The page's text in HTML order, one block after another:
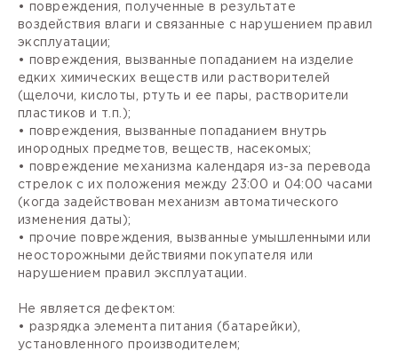
• повреждения, полученные в результате
воздействия влаги и связанные с нарушением правил
эксплуатации;
• повреждения, вызванные попаданием на изделие
едких химических веществ или растворителей
(щелочи, кислоты, ртуть и ее пары, растворители
пластиков и т.п.);
• повреждения, вызванные попаданием внутрь
инородных предметов, веществ, насекомых;
• повреждение механизма календаря из-за перевода
стрелок с их положения между 23:00 и 04:00 часами
(когда задействован механизм автоматического
изменения даты);
• прочие повреждения, вызванные умышленными или
неосторожными действиями покупателя или
нарушением правил эксплуатации.
Не является дефектом:
• разрядка элемента питания (батарейки),
установленного производителем;